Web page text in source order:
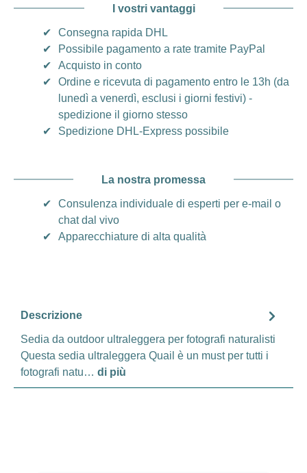
I vostri vantaggi
✔
Consegna rapida DHL
✔
Possibile pagamento a rate tramite PayPal
✔
Acquisto in conto
✔
Ordine e ricevuta di pagamento entro le 13h (da
lunedì a venerdì, esclusi i giorni festivi) -
spedizione il giorno stesso
✔
Spedizione DHL-Express possibile
La nostra promessa
✔
Consulenza individuale di esperti per e-mail o
chat dal vivo
✔
Apparecchiature di alta qualità
Descrizione
Sedia da outdoor ultraleggera per fotografi naturalisti
Questa sedia ultraleggera Quail è un must per tutti i
fotografi natu… di più